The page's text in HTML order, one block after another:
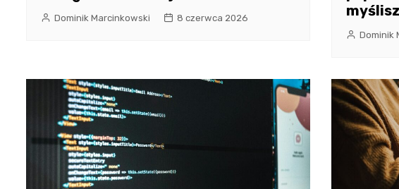
Dominik Marcinkowski 8 czerwca 2026
myślisz
Dominik